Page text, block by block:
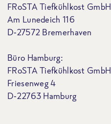
FRoSTA Tiefkühlkost GmbH
Am Lunedeich 116
D-27572 Bremerhaven
Büro Hamburg:
FRoSTA Tiefkühlkost GmbH
Friesenweg 4
D-22763 Hamburg